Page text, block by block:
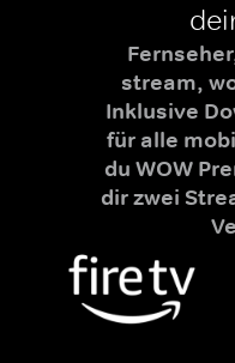
stream,
Inklusive
für alle
du WOW
dir zwei